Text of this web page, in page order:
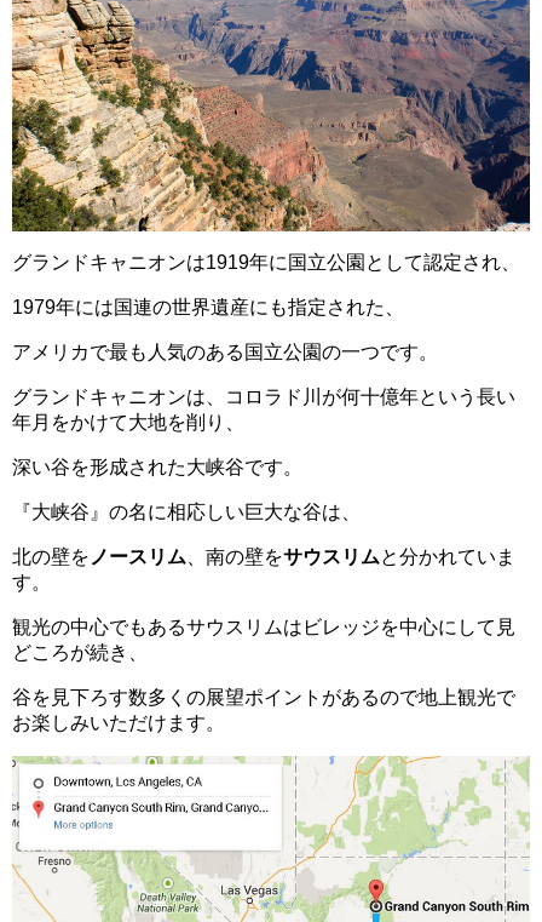
グランドキャニオンは1919年に国立公園として認定され、
1979年には国連の世界遺産にも指定された、
アメリカで最も人気のある国立公園の一つです。
グランドキャニオンは、コロラド川が何十億年という長い
年月をかけて大地を削り、
深い谷を形成された大峡谷です。
『大峡谷』の名に相応しい巨大な谷は、
北の壁を ノースリム 、南の壁をサウスリムと分かれていま
す。
観光の中心でもあるサウスリムはビレッジを中心にして見
どころが続き、
谷を見下ろす数多くの展望ポイントがあるので地上観光で
お楽しみいただけます。